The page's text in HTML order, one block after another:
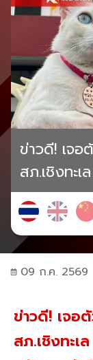
ข่าวดี! เจ
สภ.เชิงทะ
09 ก.ค. 2569
ข่าวดี! เจอ
สภ.เชิงทะเ